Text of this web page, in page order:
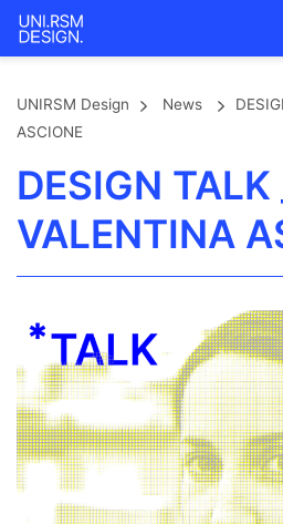
UNIRSM Design News
ASCIONE
DESIGN TALK _
VALENTINA